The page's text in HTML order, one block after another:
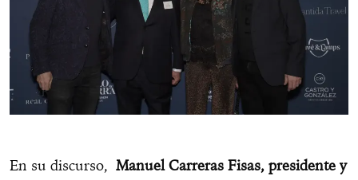
En su discurso, Manuel Carreras Fisas, presidente y